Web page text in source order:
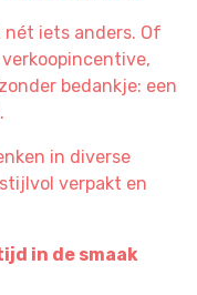
nét iets anders. Of
bedankje: een
in diverse
verpakt en
in de smaak